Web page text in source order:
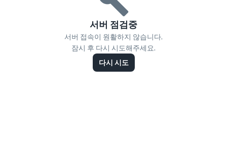
서버 점검중
서버 접속이 원활하지 않습니다.
잠시 후 다시 시도해주세요.
다시 시도